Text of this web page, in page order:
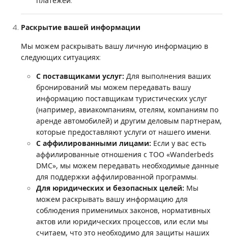
Раскрытие вашей информации
Мы можем раскрывать вашу личную информацию в
следующих ситуациях:
С поставщиками услуг: Для выполнения ваших
бронирований мы можем передавать вашу
информацию поставщикам туристических услуг
(например, авиакомпаниям, отелям, компаниям по
аренде автомобилей) и другим деловым партнерам,
которые предоставляют услуги от нашего имени.
С аффилированными лицами: Если у вас есть
аффилированные отношения с ТОО «Wanderbeds
DMC», мы можем передавать необходимые данные
для поддержки аффилированной программы.
Для юридических и безопасных целей: Мы
можем раскрывать вашу информацию для
соблюдения применимых законов, нормативных
актов или юридических процессов, или если мы
считаем, что это необходимо для защиты наших